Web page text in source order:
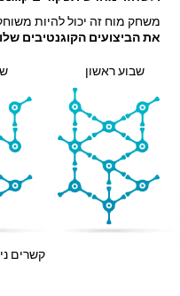
משחק מוח זה יכול להיות
את הביצועים הקוגנטיבים שלו
שבוע ראשון
קשרים